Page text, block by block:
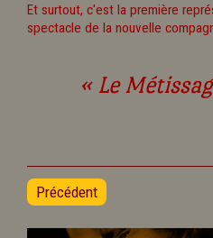
Et surtout, c'est la première
spectacle de la nouvelle
« Le
Précédent